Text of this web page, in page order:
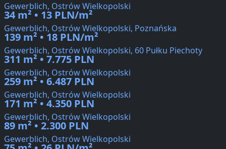
Gewerblich, Ostrów Wielkopolski
34 m² • 13 PLN/m²
Gewerblich, Ostrów Wielkopolski, Poznańska
139 m² • 18 PLN/m²
Gewerblich, Ostrów Wielkopolski, 60 Pułku Piechoty
311 m² • 7.775 PLN
Gewerblich, Ostrów Wielkopolski
259 m² • 6.487 PLN
Gewerblich, Ostrów Wielkopolski
171 m² • 4.350 PLN
Gewerblich, Ostrów Wielkopolski
89 m² • 2.300 PLN
Gewerblich, Ostrów Wielkopolski